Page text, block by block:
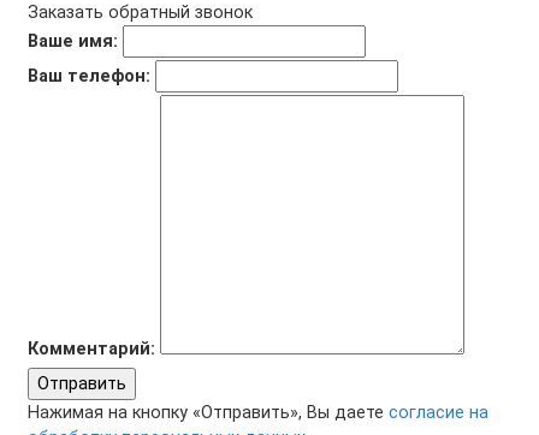
Заказать обратный звонок
Ваше имя:
Ваш телефон:
Комментарий:
Отправить
Нажимая на кнопку «Отправить», Вы даете согласие на